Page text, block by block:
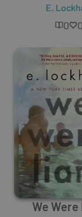
E.
0 0
We Were